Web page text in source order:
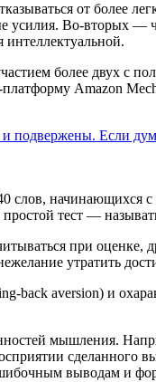
от более
усилия. Во-вторых
интеллектуальной.
более двух с
Amazon
подвержены. Если
слов,
тест —
при оценке,
утратить
aversion) и
мышления.
сделанного
выводам и